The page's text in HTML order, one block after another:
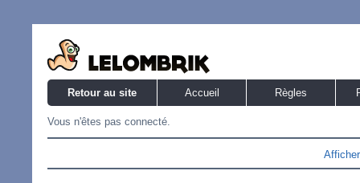
Retour au site Accueil Règles
Vous n'êtes pas connecté.